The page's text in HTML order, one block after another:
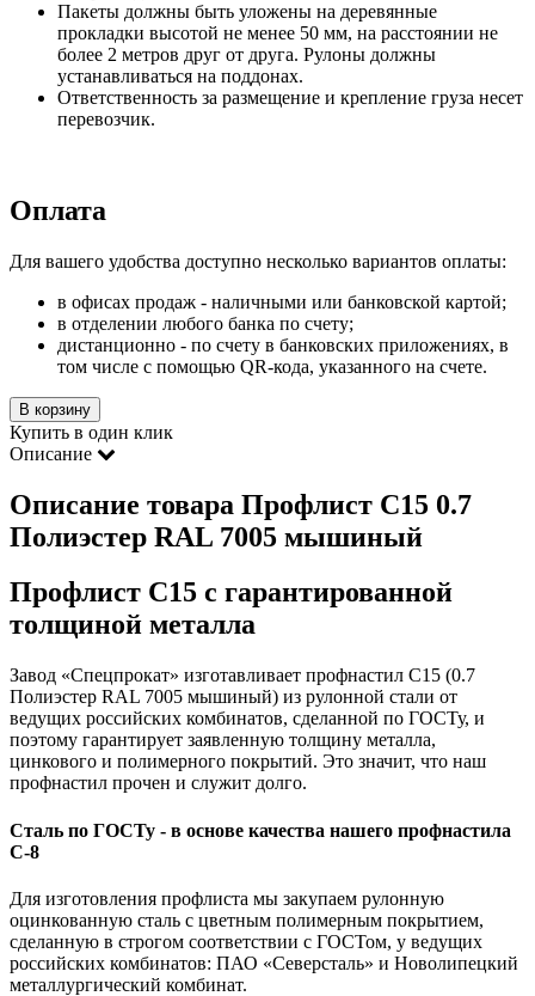
Пакеты должны быть уложены на деревянные
прокладки высотой не менее 50 мм, на расстоянии не
более 2 метров друг от друга. Рулоны должны
устанавливаться на поддонах.
Ответственность за размещение и крепление груза несет
перевозчик.
Оплата
Для вашего удобства доступно несколько вариантов оплаты:
в офисах продаж - наличными или банковской картой;
в отделении любого банка по счету;
дистанционно - по счету в банковских приложениях, в
том числе с помощью QR-кода, указанного на счете.
В корзину
Купить в один клик
Описание
Описание товара Профлист С15 0.7
Полиэстер RAL 7005 мышиный
Профлист С15 с гарантированной
толщиной металла
Завод «Спецпрокат» изготавливает профнастил С15 (0.7
Полиэстер RAL 7005 мышиный) из рулонной стали от
ведущих российских комбинатов, сделанной по ГОСТу, и
поэтому гарантирует заявленную толщину металла,
цинкового и полимерного покрытий. Это значит, что наш
профнастил прочен и служит долго.
Сталь по ГОСТу - в основе качества нашего профнастила
C-8
Для изготовления профлиста мы закупаем рулонную
оцинкованную сталь с цветным полимерным покрытием,
сделанную в строгом соответствии с ГОСТом, у ведущих
российских комбинатов: ПАО «Северсталь» и Новолипецкий
металлургический комбинат.